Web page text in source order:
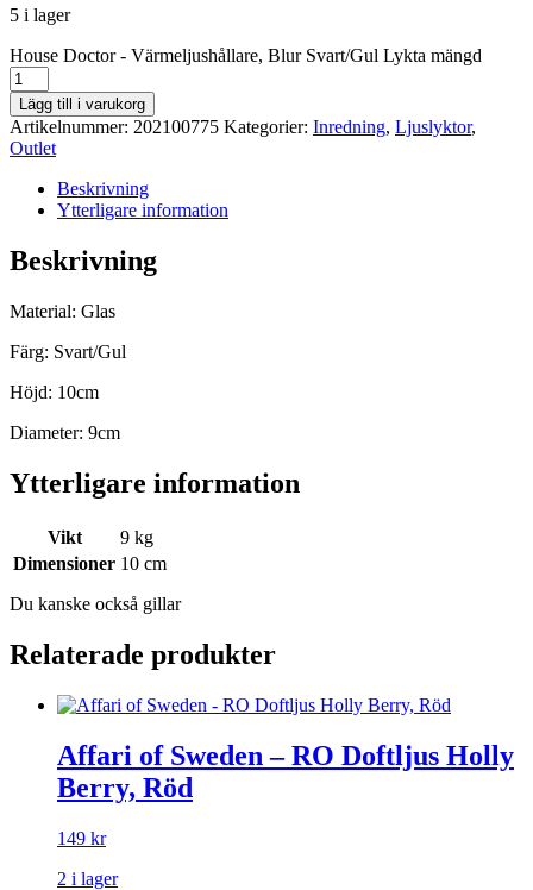
5 i lager
House Doctor - Värmeljushållare, Blur Svart/Gul Lykta mängd
Lägg till i varukorg
Artikelnummer: 202100775 Kategorier: Inredning, Ljuslyktor,
Outlet
Beskrivning
Ytterligare information
Beskrivning
Material: Glas
Färg: Svart/Gul
Höjd: 10cm
Diameter: 9cm
Ytterligare information
Vikt
9 kg
Dimensioner 10 cm
Du kanske också gillar
Relaterade produkter
Affari of Sweden – RO Doftljus Holly
Berry, Röd
149 kr
2 i lager